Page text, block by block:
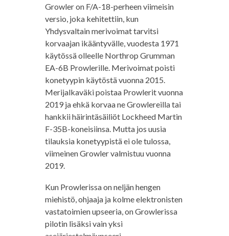
Growler on F/A-18-perheen viimeisin
versio, joka kehitettiin, kun
Yhdysvaltain merivoimat tarvitsi
korvaajan ikääntyvälle, vuodesta 1971
käytössä olleelle Northrop Grumman
EA-6B Prowlerille. Merivoimat poisti
konetyypin käytöstä vuonna 2015.
Merijalkaväki poistaa Prowlerit vuonna
2019 ja ehkä korvaa ne Growlereilla tai
hankkii häirintäsäiliöt Lockheed Martin
F-35B-koneisiinsa. Mutta jos uusia
tilauksia konetyypistä ei ole tulossa,
viimeinen Growler valmistuu vuonna
2019.
Kun Prowlerissa on neljän hengen
miehistö, ohjaaja ja kolme elektronisten
vastatoimien upseeria, on Growlerissa
pilotin lisäksi vain yksi